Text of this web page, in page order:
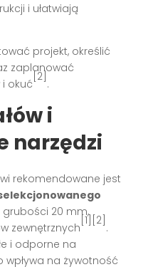
i ułatwiają
projekt, określić
zaplanować
okuć
[2]
.
i
narzędzi
rekomendowane jest
grubości 20 mm,
zewnętrznych
[1][2]
.
i odporne na
na żywotność